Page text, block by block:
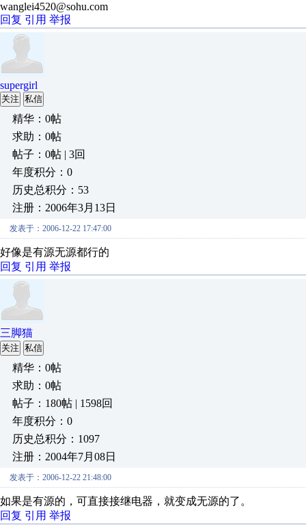
wanglei4520@sohu.com
回复 引用 举报
supergirl
关注 私信
精华：0帖
求助：0帖
帖子：0帖 | 3回
年度积分：0
历史总积分：53
注册：2006年3月13日
发表于：2006-12-22 17:47:00
好像是有源无源都行的
回复 引用 举报
三脚猫
关注 私信
精华：0帖
求助：0帖
帖子：180帖 | 1598回
年度积分：0
历史总积分：1097
注册：2004年7月08日
发表于：2006-12-22 21:48:00
如果是有源的，可直接接继电器，就变成无源的了。
回复 引用 举报